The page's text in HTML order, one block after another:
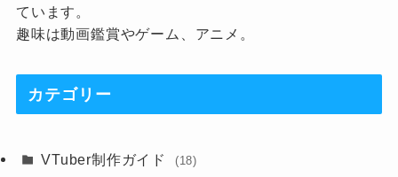
ています。
趣味は動画鑑賞やゲーム、アニメ。
カテゴリー
VTuber制作ガイド (18)